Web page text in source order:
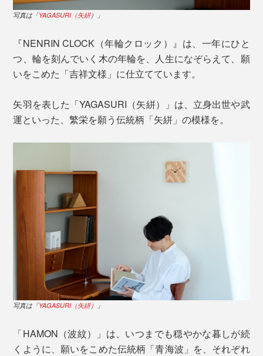
写真は「YAGASURI（矢絣）」
『NENRIN CLOCK（年輪クロック）』は、一年にひと
つ、輪を刻んでいく木の年輪を、人生になぞらえて、願
いをこめた「吉祥文様」に仕立てています。
矢羽を表した「YAGASURI（矢絣）」は、立身出世や武
運といった、繁栄を願う伝統柄「矢絣」の模様を。
写真は「YAGASURI（矢絣） 」
「HAMON（波紋）」は、いつまでも穏やかな暮しが続
くように、願いをこめた伝統柄「青海波」を、それぞれ